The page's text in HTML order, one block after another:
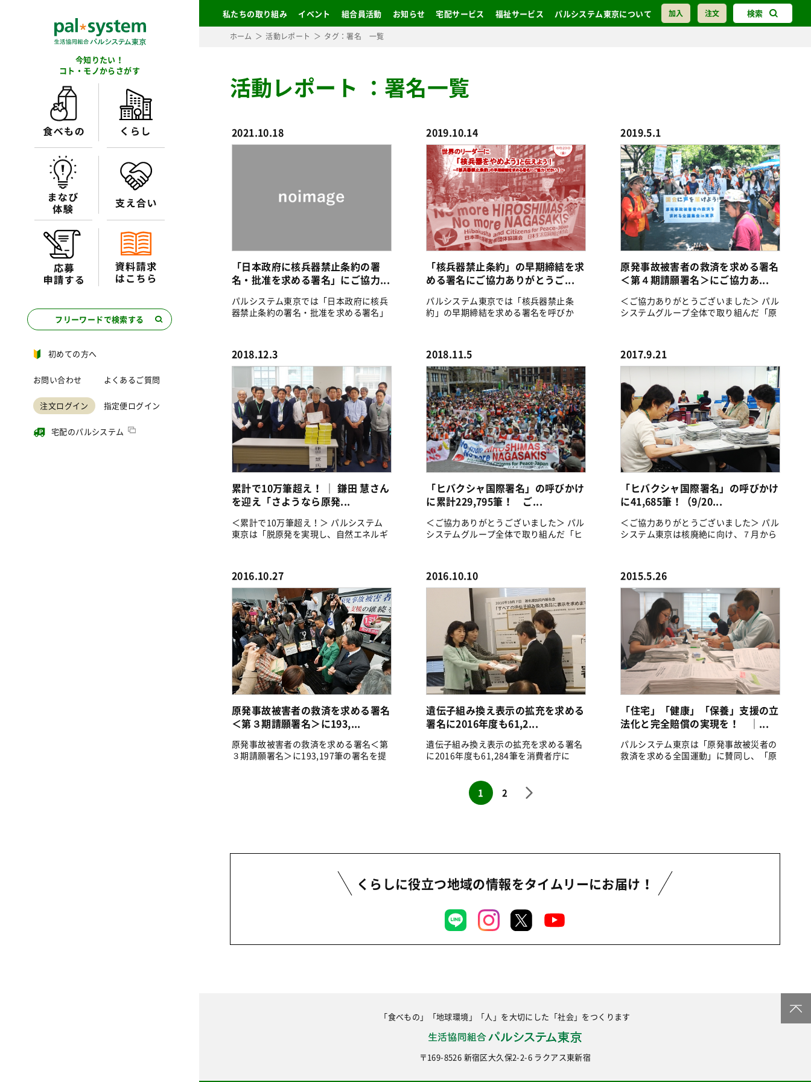
加入 注文 検索
私たちの取り組み イベント 組合員活動 お知らせ 宅配サービス 福祉サービス パルシステム東京について
今知りたい！
コト・モノからさがす
フリーワードで検索する
初めての方へ
お問い合わせ よくあるご質問
注文ログイン 指定便ログイン
宅配のパルシステム
ホーム 活動レポート タグ：署名 一覧
活動レポート ： 署名一覧
2021.10.18
「日本政府に核兵器禁止条約の署
名・批准を求める署名」にご協力...
パルシステム東京では「日本政府に核兵
器禁止条約の署名・批准を求める署名」
2019.10.14
「核兵器禁止条約」の早期締結を求
める署名にご協力ありがとうご...
パルシステム東京では「核兵器禁止条
約」の早期締結を求める署名を呼びか
2019.5.1
原発事故被害者の救済を求める署名
＜第４期請願署名＞にご協力あ...
＜ご協力ありがとうございました＞ パル
システムグループ全体で取り組んだ「原
2018.12.3
累計で10万筆超え！ ｜ 鎌田 慧さん
を迎え「さようなら原発...
＜累計で10万筆超え！＞ パルシステム
東京は「脱原発を実現し、自然エネルギ
2018.11.5
「ヒバクシャ国際署名」の呼びかけ
に累計229,795筆！ ご...
＜ご協力ありがとうございました＞ パル
システムグループ全体で取り組んだ「ヒ
2017.9.21
「ヒバクシャ国際署名」の呼びかけ
に41,685筆！（9/20...
＜ご協力ありがとうございました＞ パル
システム東京は核廃絶に向け、７月から
2016.10.27
原発事故被害者の救済を求める署名
＜第３期請願署名＞に193,...
原発事故被害者の救済を求める署名＜第
３期請願署名＞に193,197筆の署名を提
2016.10.10
遺伝子組み換え表示の拡充を求める
署名に2016年度も61,2...
遺伝子組み換え表示の拡充を求める署名
に2016年度も61,284筆を消費者庁に
2015.5.26
「住宅」「健康」「保養」支援の立
法化と完全賠償の実現を！ ｜...
パルシステム東京は「原発事故被災者の
救済を求める全国運動」に賛同し、「原
1 2
くらしに役立つ地域の情報をタイムリーにお届け！
「食べもの」「地球環境」「人」を大切にした 「社会」をつくります
〒169-8526 新宿区大久保2-2-6 ラクアス東新宿